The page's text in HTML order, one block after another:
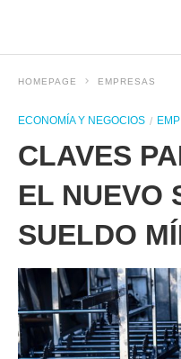
HOMEPAGE EMPRESAS
ECONOMÍA Y NEGOCIOS
CLAVES
EL NUEVO
SUELDO